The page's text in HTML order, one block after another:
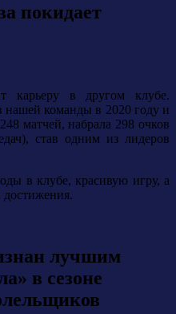
покидает
карьеру в другом клубе.
нашей команды в 2020 году и
матчей, набрала 298 очков
став одним из лидеров
в клубе, красивую игру, а
лучшим
в сезоне